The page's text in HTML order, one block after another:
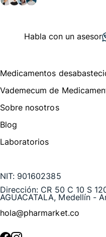
Habla con un asesor
Medicamentos
Vademecum de
Sobre nosotros
Blog
Laboratorios
NIT: 901602385
Dirección: CR 50 C 10 S
AGUACATALA, Medellín -
hola@pharmarket.co